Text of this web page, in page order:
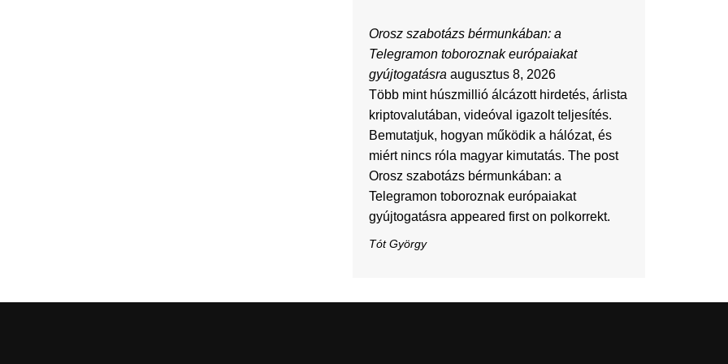
Orosz szabotázs bérmunkában: a
Telegramon toboroznak európaiakat
gyújtogatásra augusztus 8, 2026
Több mint húszmillió álcázott hirdetés, árlista
kriptovalutában, videóval igazolt teljesítés.
Bemutatjuk, hogyan működik a hálózat, és
miért nincs róla magyar kimutatás. The post
Orosz szabotázs bérmunkában: a
Telegramon toboroznak európaiakat
gyújtogatásra appeared first on polkorrekt.
Tót György